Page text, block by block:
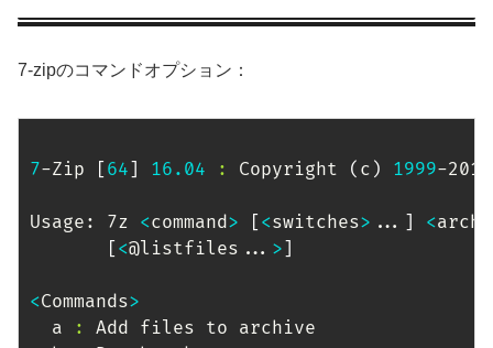
7-zipのコマンドオプション：
7-Zip [64] 16.04 : Copyright ( c ) 1999-
Usage: 7z <command> [<switches> ... ] <
[<@listfiles ... >]
<Commands>
  a
:
Add files to archive